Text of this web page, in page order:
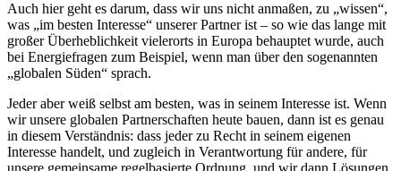
Auch hier geht es darum, dass wir uns nicht anmaßen, zu „wissen“,
was „im besten Interesse“ unserer Partner ist – so wie das lange mit
großer Überheblichkeit vielerorts in Europa behauptet wurde, auch
bei Energiefragen zum Beispiel, wenn man über den sogenannten
„globalen Süden“ sprach.
Jeder aber weiß selbst am besten, was in seinem Interesse ist. Wenn
wir unsere globalen Partnerschaften heute bauen, dann ist es genau
in diesem Verständnis: dass jeder zu Recht in seinem eigenen
Interesse handelt, und zugleich in Verantwortung für andere, für